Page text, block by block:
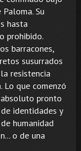
Su
hasta
prohibido.
barracones,
susurrados
resistencia
que comenzó
pronto
identidades y
humanidad
o de una